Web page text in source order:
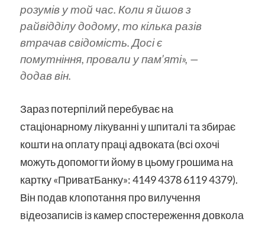
розумів у той час. Коли я йшов з
райвідділу додому, то кілька разів
втрачав свідомість. Досі є
помутніння, провали у пам’яті», —
додав він.
Зараз потерпілий перебуває на
стаціонарному лікуванні у шпиталі та збирає
кошти на оплату праці адвоката (всі охочі
можуть допомогти йому в цьому грошима на
картку «ПриватБанку»:4149 4378 6119 4379).
Він подав клопотання про вилучення
відеозаписів із камер спостереження довкола